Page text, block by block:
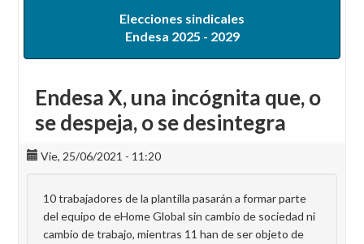
Elecciones sindicales
Endesa 2025 - 2029
Endesa X, una incógnita que, o
se despeja, o se desintegra
Vie, 25/06/2021 - 11:20
10 trabajadores de la plantilla pasarán a formar parte
del equipo de eHome Global sin cambio de sociedad ni
cambio de trabajo, mientras 11 han de ser objeto de